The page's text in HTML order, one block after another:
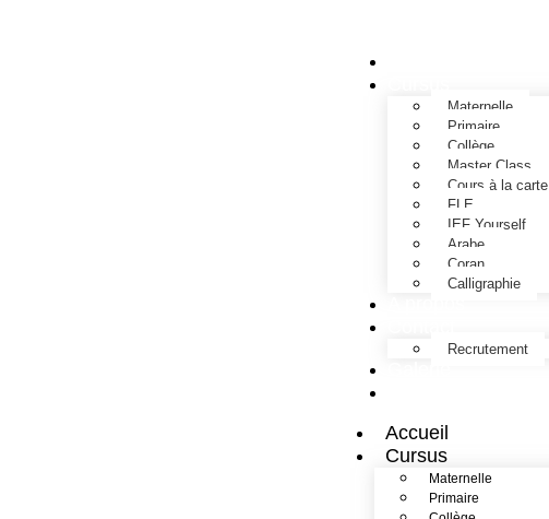
Maternelle
Primaire
Collège
Master Class
Cours à la carte
FLE
IEF Yourself
Arabe
Coran
Calligraphie
Recrutement
Accueil
Cursus
Maternelle
Primaire